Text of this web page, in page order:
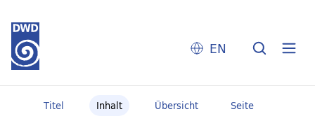
EN
Titel Inhalt Übersicht Seite